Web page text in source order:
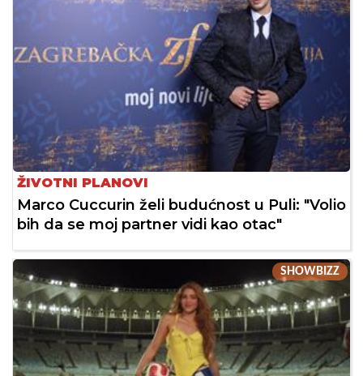
ŽIVOTNI PLANOVI
Marco Cuccurin želi budućnost u Puli: "Volio
bih da se moj partner vidi kao otac"
SHOWBIZZ